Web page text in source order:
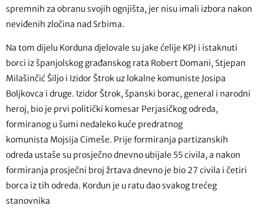
spremnih za obranu svojih ognjišta, jer nisu imali izbora nakon
neviđenih zločina nad Srbima.
Na tom dijelu Korduna djelovale su jake ćelije KPJ i istaknuti
borci iz španjolskog građanskog rata Robert Domani, Stjepan
Milašinčić Šiljo i Izidor Štrok uz lokalne komuniste Josipa
Boljkovca i druge. Izidor Štrok, španski borac, general i narodni
heroj, bio je prvi politički komesar Perjasičkog odreda,
formiranog u šumi nedaleko kuće predratnog
komunista Mojsija Cimeše. Prije formiranja partizanskih
odreda ustaše su prosječno dnevno ubijale 55 civila, a nakon
formiranja prosječni broj žrtava dnevno je bio 27 civila i četiri
borca iz tih odreda. Kordun je u ratu dao svakog trećeg
stanovnika